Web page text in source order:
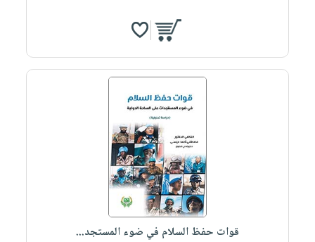
قوات حفظ السلام في ضوء المستجد...